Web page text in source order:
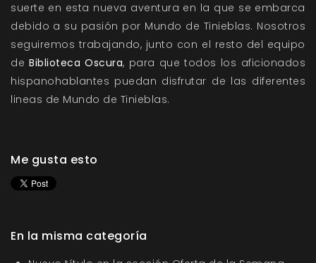
suerte en esta nueva aventura en la que se embarca
debido a su pasión por Mundo de Tinieblas. Nosotros
seguiremos trabajando, junto con el resto del equipo
deBiblioteca Oscura, para que todos los aficionados
hispanohablantes puedan disfrutar de las diferentes
lineas de Mundo de Tinieblas.
Me gusta esto
En la misma categoría